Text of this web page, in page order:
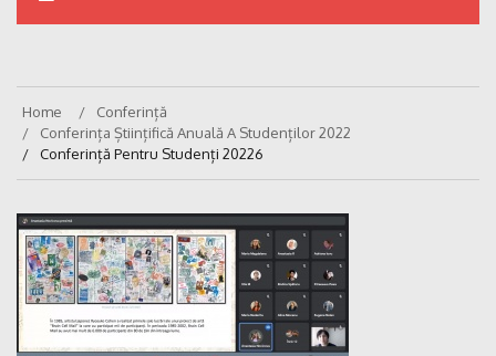
Home
Conferință
Conferința Științifică Anuală A Studenților 2022
Conferință Pentru Studenți 20226